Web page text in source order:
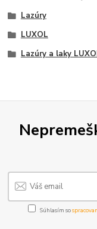
Lazúry
LUXOL
Lazúry a laky
Súhlasím so